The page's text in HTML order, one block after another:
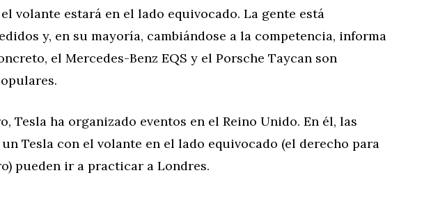
volante estará en el lado equivocado. La gente está
y, en su mayoría, cambiándose a la competencia, informa
el Mercedes-Benz EQS y el Porsche Taycan son
Tesla ha organizado eventos en el Reino Unido. En él, las
Tesla con el volante en el lado equivocado (el derecho para
pueden ir a practicar a Londres.